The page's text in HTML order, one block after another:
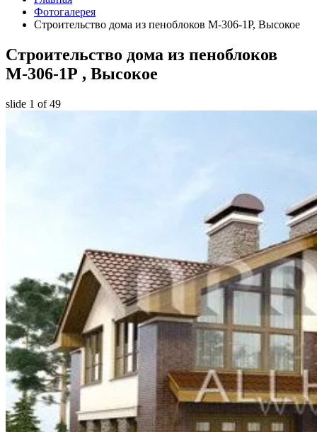
Фотогалерея
Строительство дома из пеноблоков М-306-1Р, Высокое
Строительство дома из пеноблоков
М-306-1Р , Высокое
slide 1 of 49